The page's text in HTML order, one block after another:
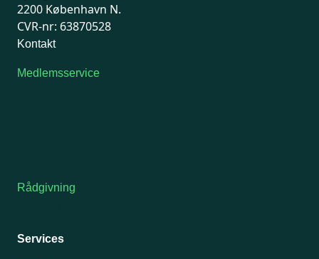
2200 København N.
CVR-nr: 63870528
Kontakt
Medlemsservice
Rådgivning
Services